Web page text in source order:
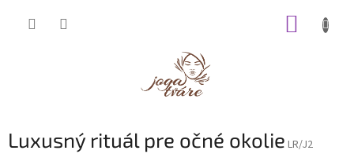
Luxusný rituál pre očné okolie LR/J2